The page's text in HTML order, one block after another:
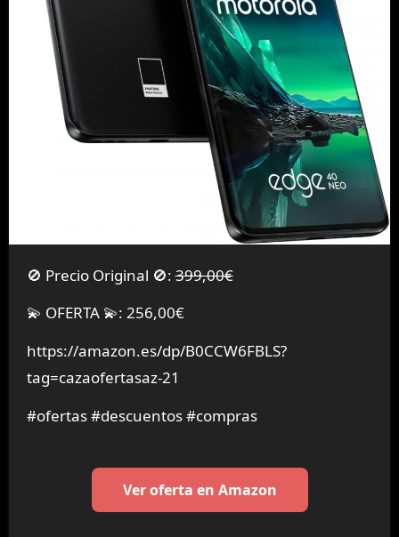
🚫 Precio Original 🚫:399,00€
💫 OFERTA 💫: 256,00€
https://amazon.es/dp/B0CCW6FBLS?
tag=cazaofertasaz-21
#ofertas #descuentos #compras
Ver oferta en Amazon